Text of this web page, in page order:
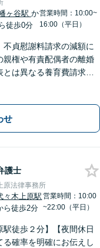
ヶ谷駅 か
ら徒歩0分
営業時間：10:00~
16:00（平日）
不貞慰謝料請求の減額に
親権や有責配偶者の離婚
は異なる養育費請求な
後まで粘り強くサポー
せ
護士
原法律事務所
々木上原駅
ら徒歩2分
営業時間：10:00
~22:00（平日）
駅徒歩２分】【夜間休日
る確率を明確にお伝えし